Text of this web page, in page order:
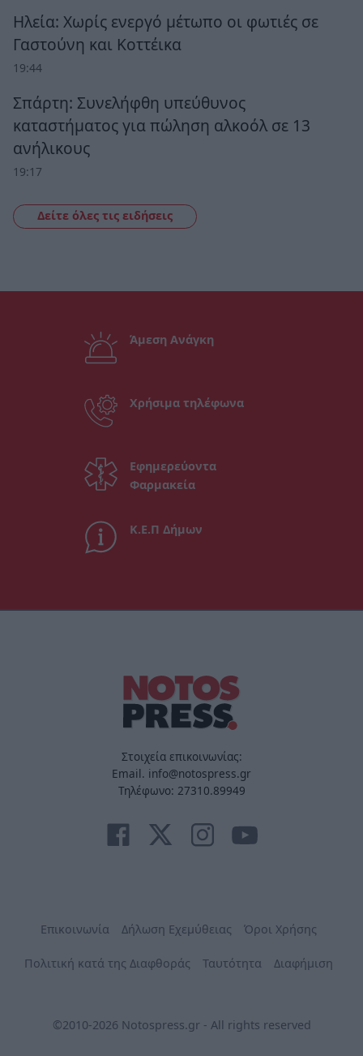
Ηλεία: Χωρίς ενεργό μέτωπο οι φωτιές σε
Γαστούνη και Κοττέικα
19:44
Σπάρτη: Συνελήφθη υπεύθυνος
καταστήματος για πώληση αλκοόλ σε 13
ανήλικους
19:17
Δείτε όλες τις ειδήσεις
Άμεση Ανάγκη
Χρήσιμα τηλέφωνα
Εφημερεύοντα
Φαρμακεία
Κ.Ε.Π Δήμων
Στοιχεία επικοινωνίας:
Email. info@notospress.gr
Τηλέφωνο: 27310.89949
Επικοινωνία Δήλωση Εχεμύθειας Όροι Χρήσης
Πολιτική κατά της Διαφθοράς Ταυτότητα Διαφήμιση
©2010-2026 Notospress.gr - All rights reserved